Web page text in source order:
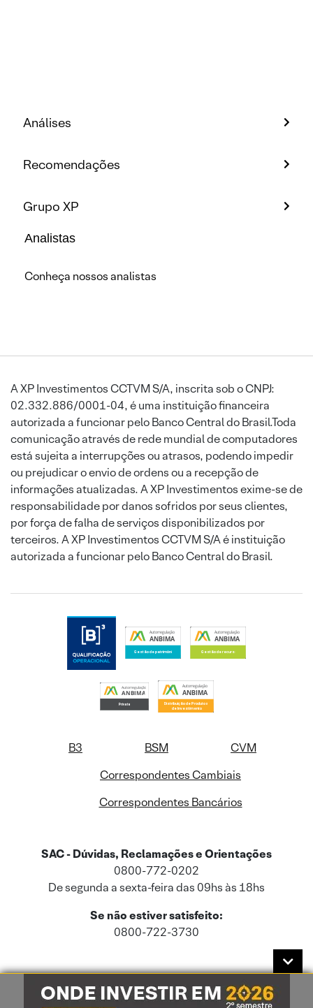
Análises
Recomendações
Grupo XP
Analistas
Conheça nossos analistas
A XP Investimentos CCTVM S/A, inscrita sob o CNPJ:
02.332.886/0001-04, é uma instituição financeira
autorizada a funcionar pelo Banco Central do Brasil.Toda
comunicação através de rede mundial de computadores
está sujeita a interrupções ou atrasos, podendo impedir
ou prejudicar o envio de ordens ou a recepção de
informações atualizadas. A XP Investimentos exime-se de
responsabilidade por danos sofridos por seus clientes,
por força de falha de serviços disponibilizados por
terceiros. A XP Investimentos CCTVM S/A é instituição
autorizada a funcionar pelo Banco Central do Brasil.
B3 BSM
CVM
Correspondentes Cambiais
Correspondentes Bancários
SAC - Dúvidas, Reclamações e Orientações
0800-772-0202
De segunda a sexta-feira das 09hs às 18hs
Se não estiver satisfeito:
0800-722-3730
Este site usa cookies e dados pessoais de acordo com a nossaPolítica de
Cookies
e a nossaPolítica de Privacidade.